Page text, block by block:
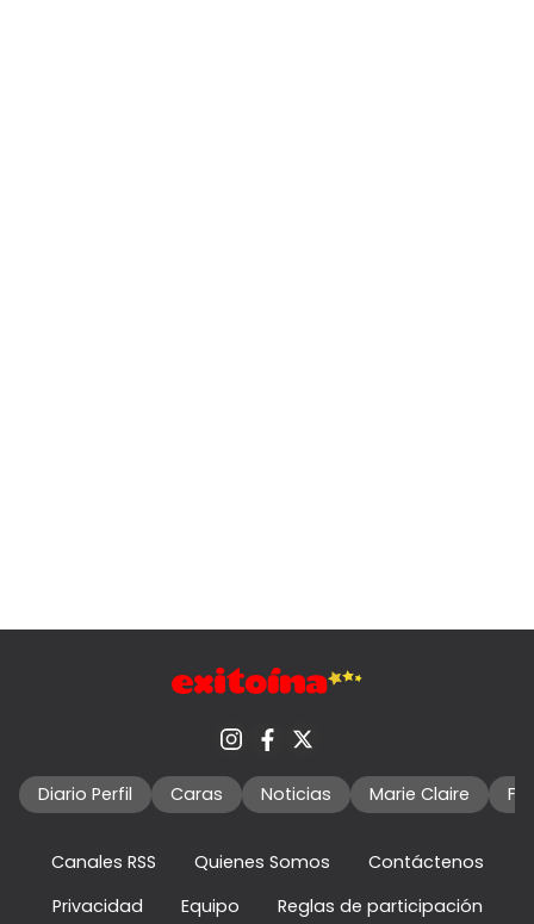
Diario Perfil Caras Noticias Marie Claire
Canales RSS Quienes Somos
Contáctenos
Privacidad
Equipo Reglas de participación